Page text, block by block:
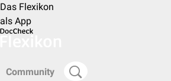
Das Flexikon
als App
Community